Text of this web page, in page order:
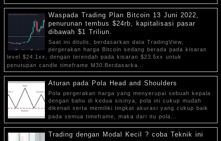
Waspada Trading Plan Bitcoin 13 Juni 2022,
penurunan tembus $24rb, kapitalisasi pasar
dibawah $1 Triliun.
Saat ini ditulis, berdasarkan data TradingView,
pergerakan harga Bitcoin sedang berada pada kisaran
level $24.1xx, dengan terendah pada kisaran $23.5xx untuk
penutupan candle timeframe M30.Berdasarka...
Aturan pada Pola Head and Shoulders
Pola pergerakan harga yang menyerupai sebuah kepala
dengan bahu di kedua sisinya, pola ini cukup mudah
dikenali serta memiliki tingkat akurasi yang cukup baik
pada semua timeframe, maka dari itu pola...
Trading dengan Modal Kecil ? coba Teknik ini